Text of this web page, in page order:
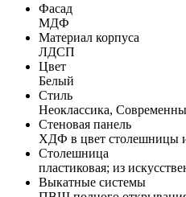
Фасад
МДФ
Материал корпуса
ЛДСП
Цвет
Белый
Стиль
Неоклассика,
Стеновая панель
ХДФ в цвет столешницы
Столешница
пластиковая; из
Выкатные системы